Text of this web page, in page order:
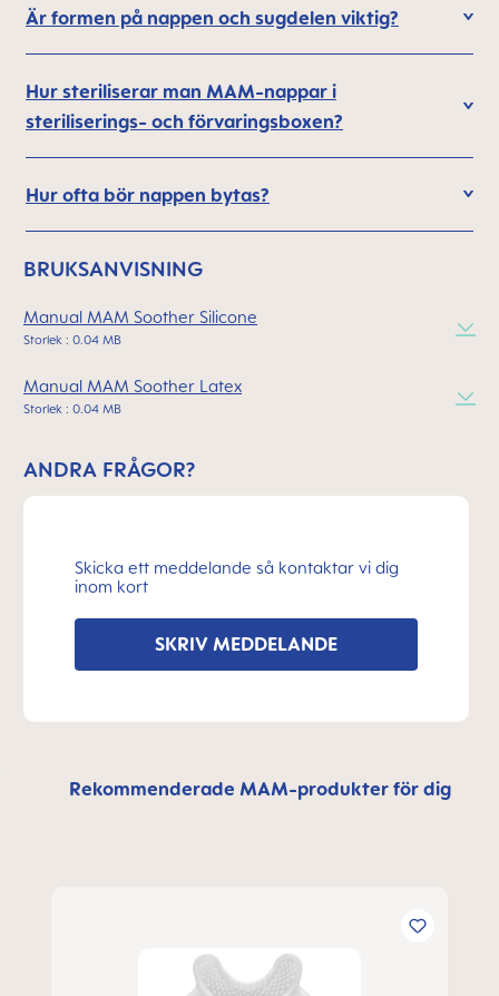
Är formen på nappen och sugdelen viktig?
Hur steriliserar man MAM-nappar i
steriliserings- och förvaringsboxen?
Hur ofta bör nappen bytas?
BRUKSANVISNING
Manual MAM Soother Silicone
Storlek : 0.04 MB
Manual MAM Soother Latex
Storlek : 0.04 MB
ANDRA FRÅGOR?
Skicka ett meddelande så kontaktar vi dig
inom kort
SKRIV MEDDELANDE
Rekommenderade MAM-produkter för dig